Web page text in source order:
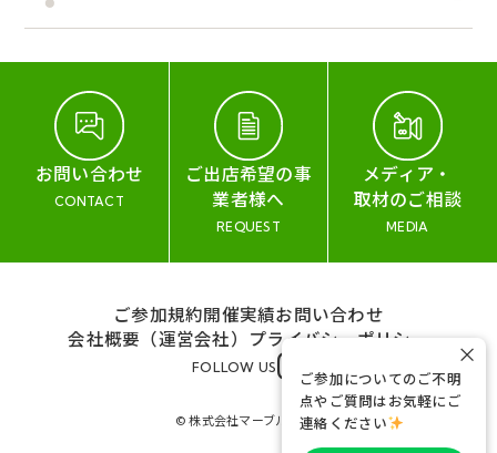
お問い合わせ
CONTACT
ご出店希望の事
業者様へ
REQUEST
メディア・
取材のご相談
MEDIA
ご参加規約開催実績お問い合わせ
会社概要（運営会社） プライバシーポリシー
FOLLOW US
© 株式会社マーブル&コー
ご参加についてのご不明
点やご質問はお気軽にご
連絡ください
×